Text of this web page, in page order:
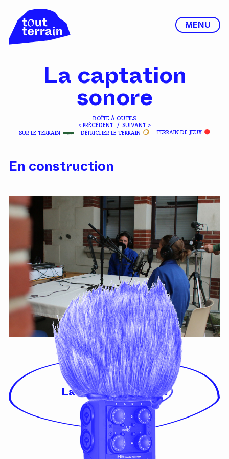
MENU
La captation
sonore
BOÎTE À OUTILS
< PRÉCÉDENT
/ SUIVANT >
SUR LE TERRAIN
DÉFRICHER LE TERRAIN TERRAIN DE JEUX
En construction
La captation sonore